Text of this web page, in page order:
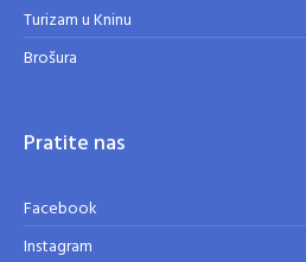
Turizam u Kninu
Brošura
Pratite nas
Facebook
Instagram